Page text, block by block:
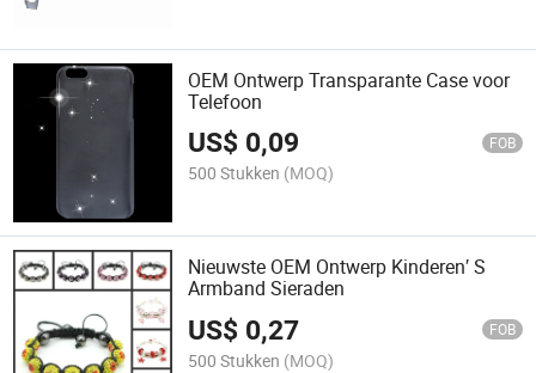
OEM Ontwerp Transparante Case voor
Telefoon
US$ 0,09 FOB
500 Stukken (MOQ)
Nieuwste OEM Ontwerp Kinderen′ S
Armband Sieraden
US$ 0,27 FOB
500 Stukken (MOQ)